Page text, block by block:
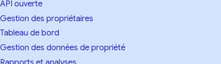
API ouverte
Gestion des propriétaires
Tableau de bord
Gestion des données de propriété